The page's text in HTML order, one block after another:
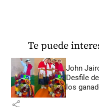
Te puede
John
Desfile
los
share